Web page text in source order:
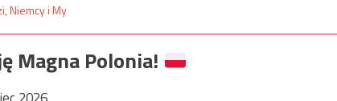
Magna Polonia!